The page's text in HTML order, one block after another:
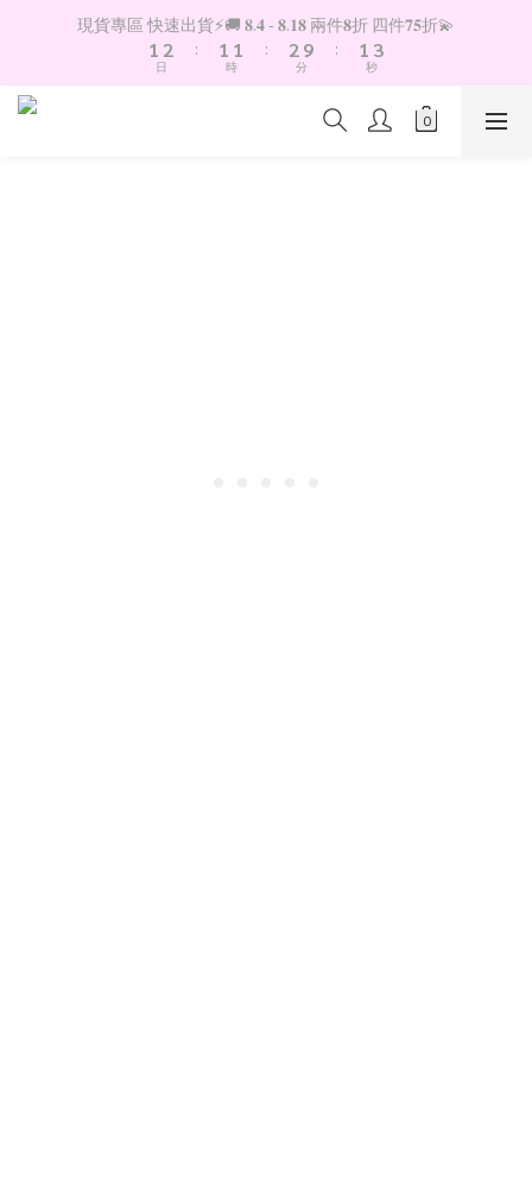
現貨專區 快速出貨⚡️🚚 𝟖.𝟒 - 𝟖.𝟏𝟖 兩件𝟖折 四件𝟕𝟓折💫
2
1
0
3
2
1
日
:
2
1
0
2
1
0
時
:
3
2
1
9
8
分
:
2
1
0
4
3
2
0
秒